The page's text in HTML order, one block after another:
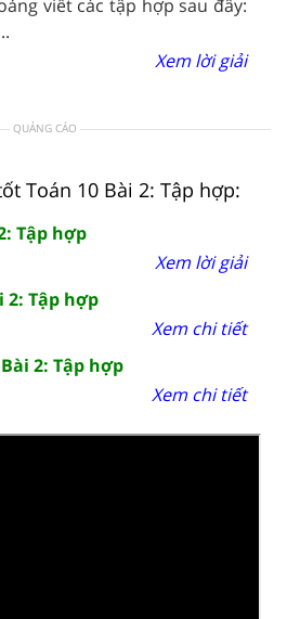
viết các tập hợp sau đây:
Xem lời giải
QUẢNG CÁO
Toán 10 Bài 2: Tập hợp:
Tập hợp
Xem lời giải
2: Tập hợp
Xem chi tiết
2: Tập hợp
Xem chi tiết